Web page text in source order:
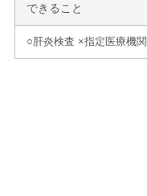
できること
○肝炎検査 ×指定医療機関